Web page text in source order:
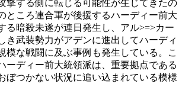
撃する側に転じる可能性が生じてきたの
ところ連合軍が後援するハーディー前大
る暗殺未遂が連日発生し、アル>=>カー
き武装勢力がアデンに進出してハーディ
模な戦闘に及ぶ事例も発生している。こ
ーディー前大統領派は、重要拠点である
ぼつかない状況に追い込まれている模様